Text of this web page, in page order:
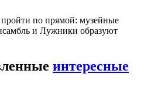
по прямой: музейные
и Лужники образуют
интересные